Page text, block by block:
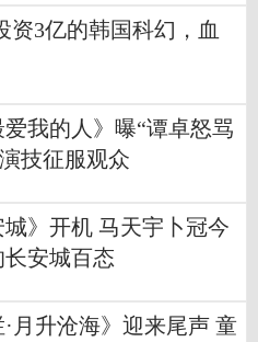
资3亿的韩国科幻，血
爱我的人》曝“谭卓怒骂
技征服观众
城》开机 马天宇卜冠今
安城百态
·月升沧海》迎来尾声 童